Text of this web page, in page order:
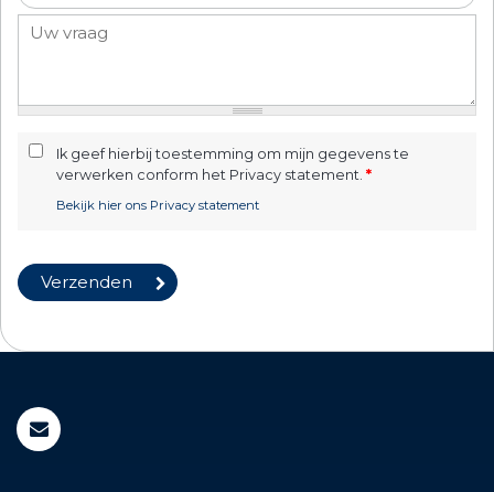
Ik geef hierbij toestemming om mijn gegevens te
verwerken conform het Privacy statement. *
Bekijk hier ons Privacy statement